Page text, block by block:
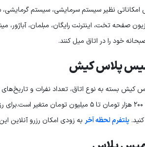
نظیر سیستم سرمایشی، سیستم
صفحه تخت، اینترنت رایگان، مبلمان، آباژور،
خود را در اتاق میل کنند.
پلاس کیش
کیش بسته به نوع اتاق، تعداد نفرات و
اتاق‌های این هتل از شبی 1 میلیون و 200 هزار
پلتفرم لحظه آخر به زودی امکان رزرو آنلاین